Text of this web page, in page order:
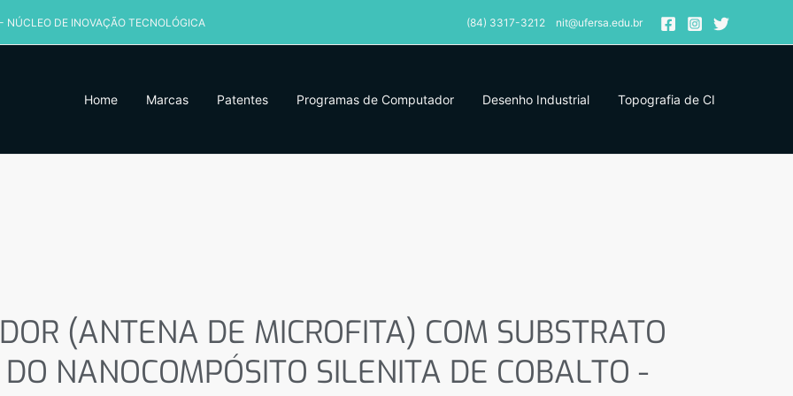
NÚCLEO DE INOVAÇÃO TECNOLÓGICA (84) 3317-3212 nit@ufersa.edu.br
Home Marcas Patentes Programas de Computador Desenho Industrial Topografia de CI
(ANTENA DE MICROFITA) COM SUBSTRATO
NANOCOMPÓSITO SILENITA DE COBALTO -